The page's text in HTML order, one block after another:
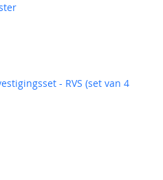
- RVS (set van 4